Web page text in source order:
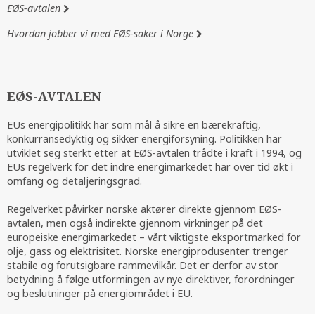
EØS-avtalen
Hvordan jobber vi med EØS-saker i Norge
EØS-AVTALEN
EUs energipolitikk har som mål å sikre en bærekraftig,
konkurransedyktig og sikker energiforsyning. Politikken har
utviklet seg sterkt etter at EØS-avtalen trådte i kraft i 1994, og
EUs regelverk for det indre energimarkedet har over tid økt i
omfang og detaljeringsgrad.
Regelverket påvirker norske aktører direkte gjennom EØS-
avtalen, men også indirekte gjennom virkninger på det
europeiske energimarkedet – vårt viktigste eksportmarked for
olje, gass og elektrisitet. Norske energiprodusenter trenger
stabile og forutsigbare rammevilkår. Det er derfor av stor
betydning å følge utformingen av nye direktiver, forordninger
og beslutninger på energiområdet i EU.